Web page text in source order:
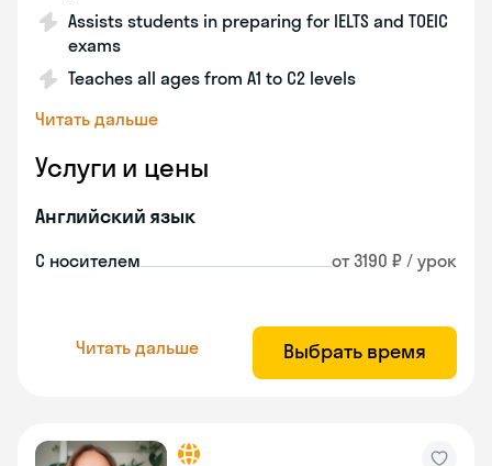
Assists students in preparing for IELTS and TOEIC
exams
Teaches all ages from A1 to C2 levels
Читать дальше
Услуги и цены
Английский язык
С носителем от 3190 ₽ / урок
Читать дальше Выбрать время